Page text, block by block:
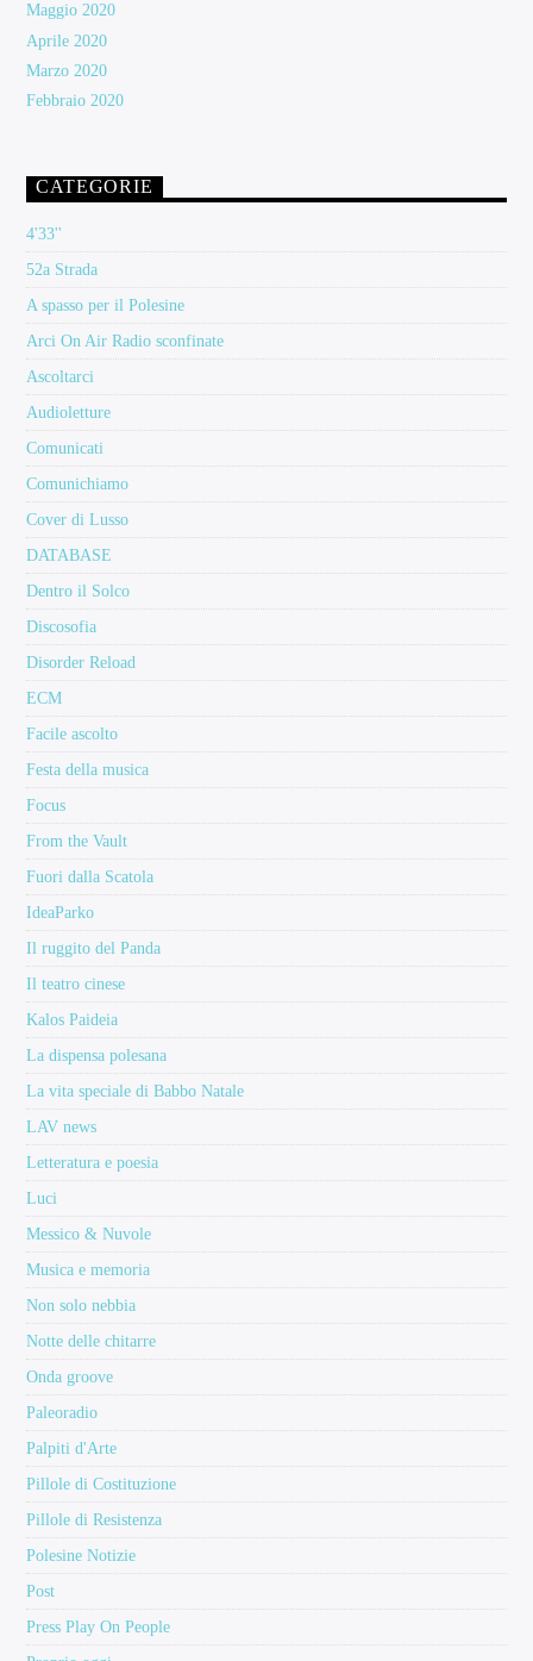
Maggio 2020
Aprile 2020
Marzo 2020
Febbraio 2020
CATEGORIE
4'33''
52a Strada
A spasso per il Polesine
Arci On Air Radio sconfinate
Ascoltarci
Audioletture
Comunicati
Comunichiamo
Cover di Lusso
DATABASE
Dentro il Solco
Discosofia
Disorder Reload
ECM
Facile ascolto
Festa della musica
Focus
From the Vault
Fuori dalla Scatola
IdeaParko
Il ruggito del Panda
Il teatro cinese
Kalos Paideia
La dispensa polesana
La vita speciale di Babbo Natale
LAV news
Letteratura e poesia
Luci
Messico & Nuvole
Musica e memoria
Non solo nebbia
Notte delle chitarre
Onda groove
Paleoradio
Palpiti d'Arte
Pillole di Costituzione
Pillole di Resistenza
Polesine Notizie
Post
Press Play On People